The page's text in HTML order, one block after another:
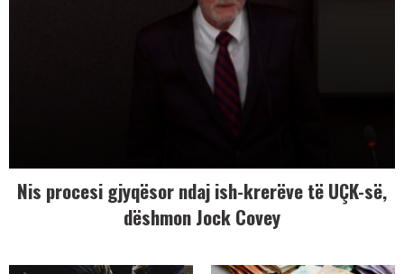
Nis procesi gjyqësor ndaj ish-krerëve të UÇK-së,
dëshmon Jock Covey